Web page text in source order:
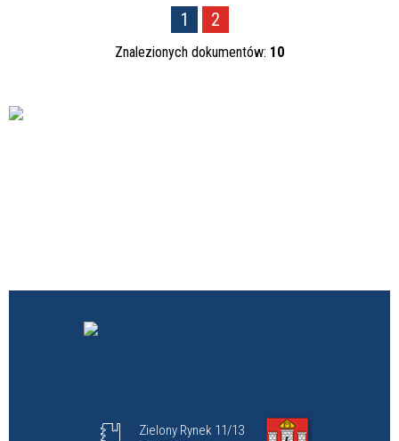
1 2
Znalezionych dokumentów: 10
Zielony Rynek 11/13